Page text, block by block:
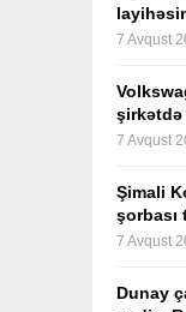
7 Avqust
7 Avqust
Şimali
şorbası
7 Avqust
Dunay